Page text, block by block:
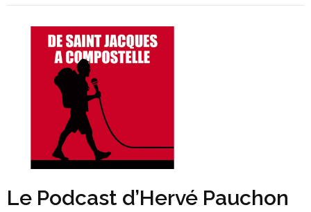
Le Podcast d’Hervé Pauchon